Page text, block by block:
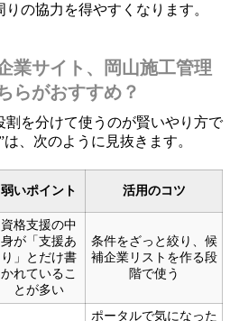
の協力を得やすくなります。
業サイト、岡山施工管理
らがおすすめ？
割を分けて使うのが賢いやり方で
、次のように見抜きます。
弱いポイント 活用のコツ
資格支援の中
身が「支援あ
り」とだけ書
かれているこ
とが多い
条件をざっと絞り、候
補企業リストを作る段
階で使う
ポータルで気になった